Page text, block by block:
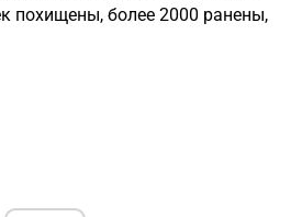
похищены, более 2000 ранены,